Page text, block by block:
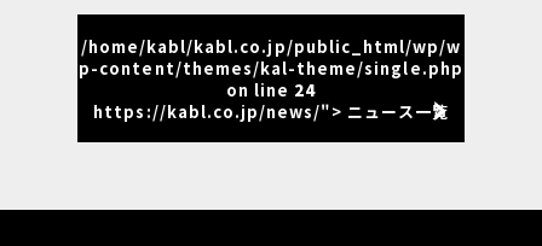
/home/kabl/kabl.co.jp/public_html/wp/w
p-content/themes/kal-theme/single.php
on line 24
https://kabl.co.jp/news/"> ニュース一覧